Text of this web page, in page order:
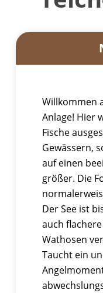
Willkommen
Anlage! Hier
Fische
Gewässern,
auf einen
größer. Die
Der See ist
auch
Wathosen
Taucht ein